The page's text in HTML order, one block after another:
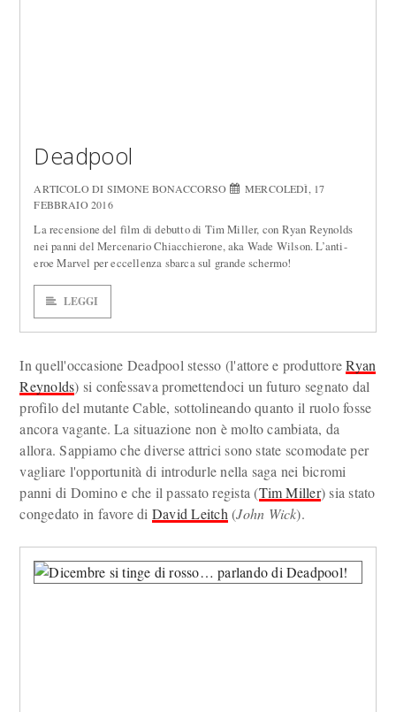
Deadpool
ARTICOLO DI SIMONE BONACCORSO
MERCOLEDÌ, 17
FEBBRAIO 2016
La recensione del film di debutto di Tim Miller, con Ryan Reynolds
nei panni del Mercenario Chiacchierone, aka Wade Wilson. L’anti-
eroe Marvel per eccellenza sbarca sul grande schermo!
LEGGI
In quell'occasione Deadpool stesso (l'attore e produttoreRyan
Reynolds) si confessava promettendoci un futuro segnato dal
profilo del mutante Cable, sottolineando quanto il ruolo fosse
ancora vagante. La situazione non è molto cambiata, da
allora. Sappiamo che diverse attrici sono state scomodate per
vagliare l'opportunità di introdurle nella saga nei bicromi
panni di Domino e che il passato regista (Tim Miller) sia stato
congedato in favore di David Leitch (John Wick).